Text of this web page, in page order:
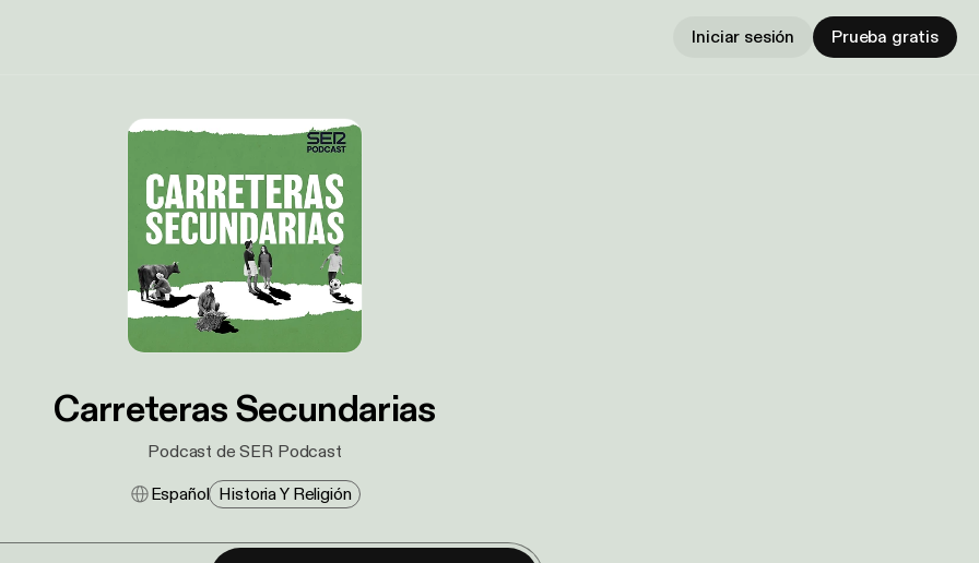
Iniciar sesión Prueba gratis
Carreteras Secundarias
Podcast de SER Podcast
Español Historia Y Religión